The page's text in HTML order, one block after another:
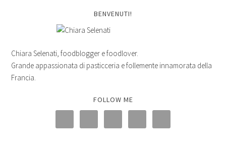
BENVENUTI!
Chiara Selenati, foodblogger e foodlover.
Grande appassionata di pasticceria e follemente innamorata della
Francia.
FOLLOW ME